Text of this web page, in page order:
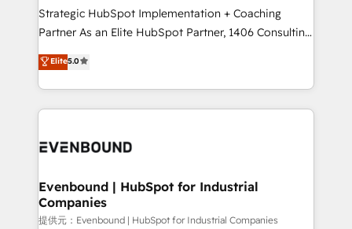
companies that divide their offer into 4
Competence Centers: Smart Manufacturing,
The synergies generated by these integrations,
together with the combination of talents, skills,
to accompany companies on their digital
Strategic HubSpot Implementation + Coaching
Partner As an Elite HubSpot Partner, 1406 Consulting
helps mid-market revenue teams transform how
they sell, market, and serve. We don't just build your
HubSpot—we teach your team to own it, then stay
to help you keep winning. What We Do ⚙️ CRM
Data & Content 📈 Sales & Marketing Alignment +
Agent Creation 🔄 Custom Integrations & Data
Migration Why 1406 We become part of your team.
Your team learns while we build. We fix what others
Elite5.0
Evenbound | HubSpot for Industrial
Companies
提供元：Evenbound | HubSpot for Industrial Companies